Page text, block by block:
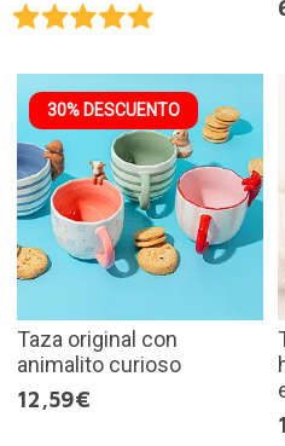
30% DESCUENTO
Taza original con
animalito curioso
12,59€